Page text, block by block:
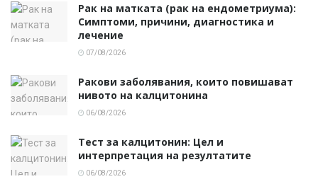
Рак на матката (рак на ендометриума):
Симптоми, причини, диагностика и
лечение
07/08/2026
Ракови заболявания, които повишават
нивото на калцитонина
06/08/2026
Тест за калцитонин: Цел и
интерпретация на резултатите
06/08/2026